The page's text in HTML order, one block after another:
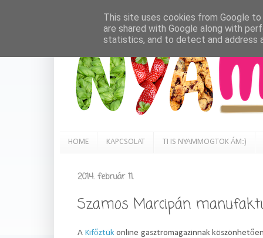
HOME KAPCSOLAT TI IS NYAMMOGTOK ÁM:)
2014. február 11.
Szamos Marcipán
A Kifőztükonline gasztromagazinnak
This site uses cookies from Google
are shared with Google along with
statistics, and to detect and address